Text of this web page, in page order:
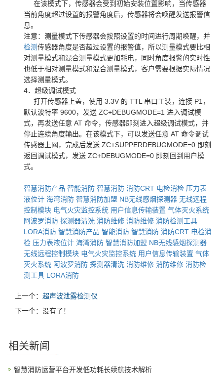
在该模式下，传感器会受到初始安装位置影响，当传感器
当前角度超过设置的报警角度后，传感器将会唤醒发送报警信
息。
注意：测量模式下传感器会按照设置的时间进行周期唤醒，并
检测传感器角度是否超过设置的报警值，所以测量模式要比相
对测量模式和混合测量模式更加耗电，同时角度报警的实时性
也低于相对测量模式和混合测量模式，客户需要根据实际情况
选择测量模式。
4．超级调试模式
打开传感器上盖，使用 3.3V 的 TTL 串口工装，连接 P1，
默认波特率 9600，发送 ZC+DEBUGMODE=1 进入调试模
式，再发送任意 AT 命令，传感器即刻进入超级调试模式，并
停止连续角度输出。在该模式下，可以发送任意 AT 命令调试
传感器上网，完成后发送 ZC+SUPPERDEBUGMODE=0 即刻
返回调试模式，发送 ZC+DEBUGMODE=0 即刻回到用户模
式。
智慧消防产品 智能消防 智慧消防 消防CRT 电检消检 压力表
液位计 海湾消防 智慧消防加盟 NB无线感烟探测器 无线远程
控制模块 电气火灾监控系统 用户信息传输装置 气体灭火系统
阿波罗消防 探测器清洗 消防维修 消防维修 消防检测工具
LORA消防 智慧消防产品 智能消防 智慧消防 消防CRT 电检消
检 压力表液位计 海湾消防 智慧消防加盟 NB无线感烟探测器
无线远程控制模块 电气火灾监控系统 用户信息传输装置 气体
灭火系统 阿波罗消防 探测器清洗 消防维修 消防维修 消防检
测工具 LORA消防
上一个： 超声波泄露检测仪
下一个：没有了！
相关新闻
智慧消防运营平台开发低功耗长续航技术解析